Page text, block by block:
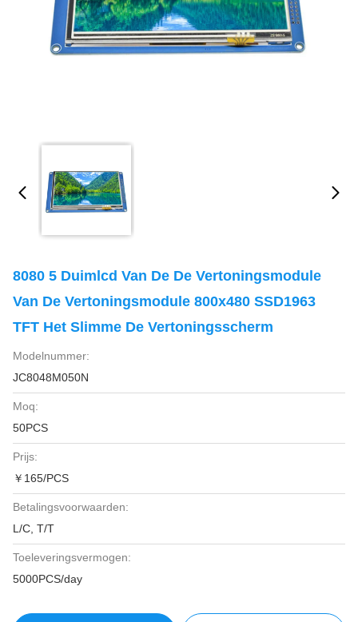
8080 5 Duimlcd Van De De Vertoningsmodule
Van De Vertoningsmodule 800x480 SSD1963
TFT Het Slimme De Vertoningsscherm
Modelnummer:
JC8048M050N
Moq:
50PCS
Prijs:
￥165/PCS
Betalingsvoorwaarden:
L/C, T/T
Toeleveringsvermogen:
5000PCS/day